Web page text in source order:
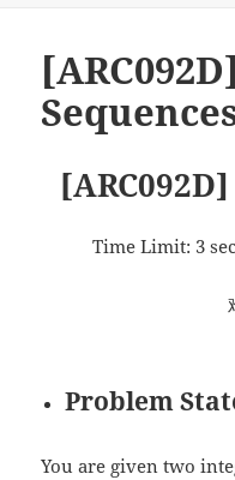
Time Limit: 3
Problem
You are given two